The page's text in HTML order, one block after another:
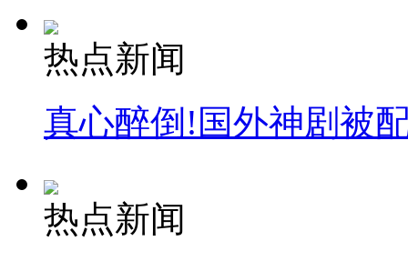
热点新闻
真心醉倒!国外神剧被
热点新闻